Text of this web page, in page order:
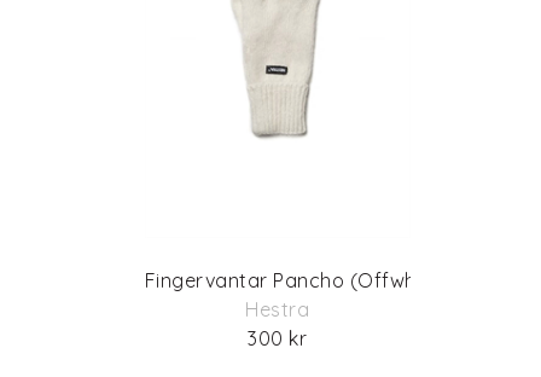
Fingervantar Pancho (Offwhite)
Hestra
300 kr